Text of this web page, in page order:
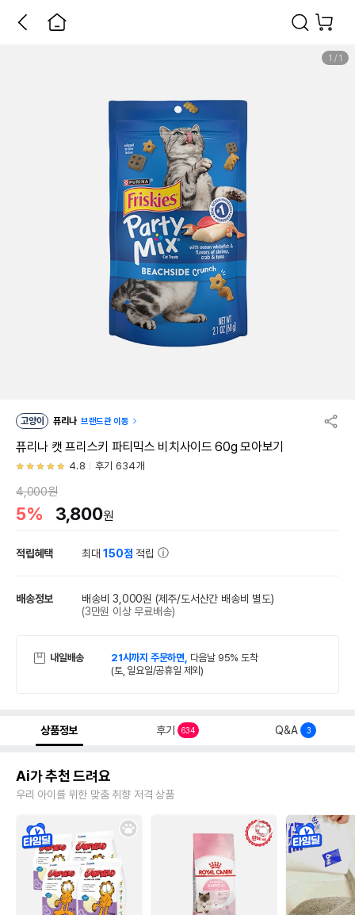
1 / 1
고양이 퓨리나 브랜드관 이동
퓨리나 캣 프리스키 파티믹스 비치사이드 60g 모아보기
4.8 후기 634개
4,000원
5% 3,800원
적립혜택 최대150점 적립
배송정보 배송비 3,000원 (제주/도서산간 배송비 별도)
(3만원 이상 무료배송)
내일배송 21시까지 주문하면, 다음날 95% 도착
(토, 일요일/공휴일 제외)
상품정보 후기 634 Q&A 3
Ai가 추천 드려요
우리 아이를 위한 맞춤 취향 저격 상품